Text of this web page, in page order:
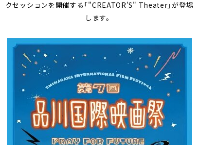
サステナブルファイナ
GRIスタンダード
クセッションを開催する「"CREATOR'S" Theater」が登場
します。